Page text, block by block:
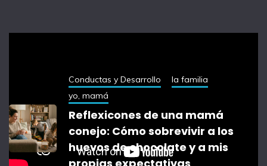
Conductas y Desarrollo
la familia
yo, mamá
Reflexicones de una mamá
conejo: Cómo sobrevivir a los
huevos de chocolate y a mis